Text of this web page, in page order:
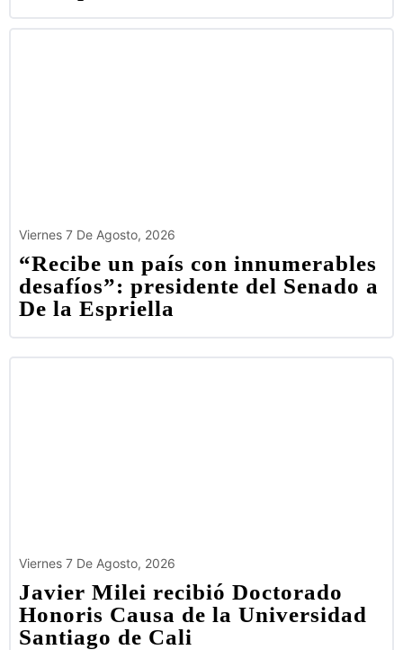
Viernes 7 De Agosto, 2026
“Recibe un país con innumerables
desafíos”: presidente del Senado a
De la Espriella
Viernes 7 De Agosto, 2026
Javier Milei recibió Doctorado
Honoris Causa de la Universidad
Santiago de Cali